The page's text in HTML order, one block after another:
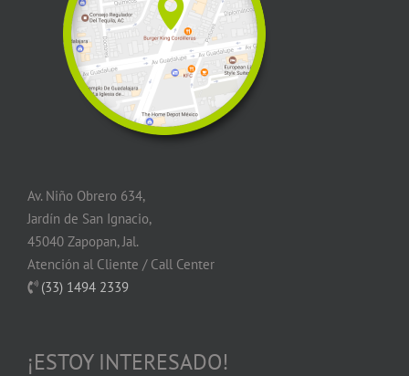
Av. Niño Obrero 634,
Jardín de San Ignacio,
45040 Zapopan, Jal.
Atención al Cliente / Call Center
(33) 1494 2339
¡ESTOY INTERESADO!